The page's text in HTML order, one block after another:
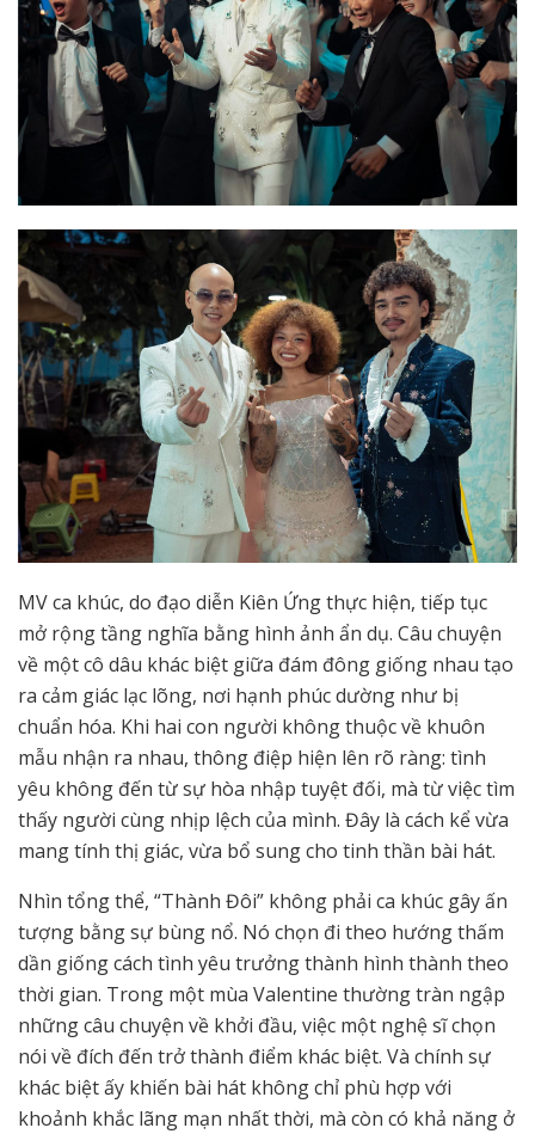
MV ca khúc, do đạo diễn Kiên Ứng thực hiện, tiếp tục
mở rộng tầng nghĩa bằng hình ảnh ẩn dụ. Câu chuyện
về một cô dâu khác biệt giữa đám đông giống nhau tạo
ra cảm giác lạc lõng, nơi hạnh phúc dường như bị
chuẩn hóa. Khi hai con người không thuộc về khuôn
mẫu nhận ra nhau, thông điệp hiện lên rõ ràng: tình
yêu không đến từ sự hòa nhập tuyệt đối, mà từ việc tìm
thấy người cùng nhịp lệch của mình. Đây là cách kể vừa
mang tính thị giác, vừa bổ sung cho tinh thần bài hát.
Nhìn tổng thể, “Thành Đôi” không phải ca khúc gây ấn
tượng bằng sự bùng nổ. Nó chọn đi theo hướng thấm
dần giống cách tình yêu trưởng thành hình thành theo
thời gian. Trong một mùa Valentine thường tràn ngập
những câu chuyện về khởi đầu, việc một nghệ sĩ chọn
nói về đích đến trở thành điểm khác biệt. Và chính sự
khác biệt ấy khiến bài hát không chỉ phù hợp với
khoảnh khắc lãng mạn nhất thời, mà còn có khả năng ở